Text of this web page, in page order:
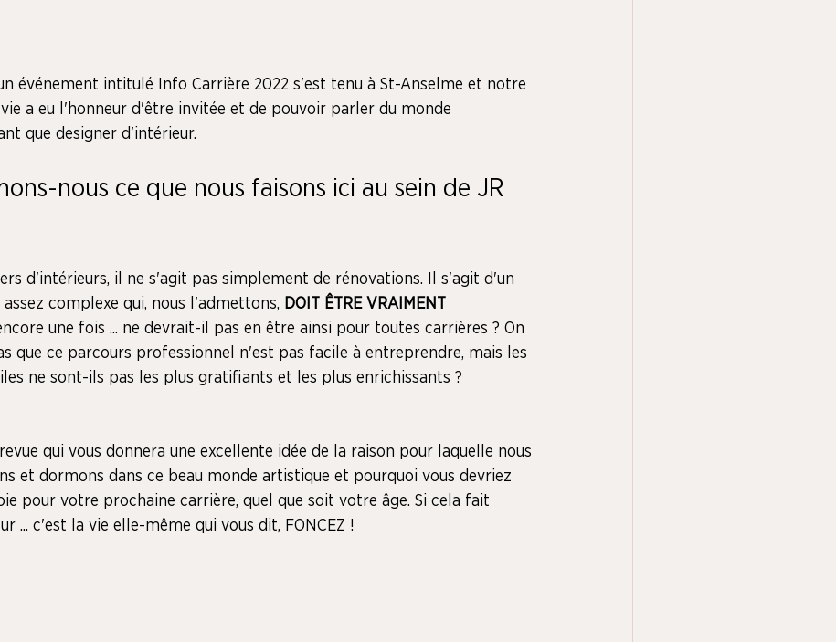
un événement intitulé Info Carrière 2022 s'est tenu à St-Anselme et notre
a eu l'honneur d'être invitée et de pouvoir parler du monde
que designer d'intérieur.
nous ce que nous faisons ici au sein de JR
d'intérieurs, il ne s'agit pas simplement de rénovations. Il s'agit d'un
complexe qui, nous l'admettons, DOIT ÊTRE VRAIMENT
une fois ... ne devrait-il pas en être ainsi pour toutes carrières ? On
que ce parcours professionnel n'est pas facile à entreprendre, mais les
ne sont-ils pas les plus gratifiants et les plus enrichissants ?
qui vous donnera une excellente idée de la raison pour laquelle nous
et dormons dans ce beau monde artistique et pourquoi vous devriez
pour votre prochaine carrière, quel que soit votre âge. Si cela fait
... c'est la vie elle-même qui vous dit, FONCEZ !